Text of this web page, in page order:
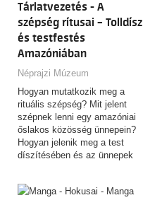
unknown reasons, this people
disappeared. The objects
wandered for millennia until
they found their way into the
collection!
Can you manage to collect all
five talismans? Do you have as
much thirst for adventure as
János Xántus and as much
perseverance as Béla Vikár? If
so, then dive into the
adventure, because whoever
gain the primal power! It’s your
Tárlatvezetés - A
szépség rítusai – Tolldísz
és testfestés
Amazóniában
Néprajzi Múzeum
Hogyan mutatkozik meg a
rituális szépség? Mit jelent
szépnek lenni egy amazóniai
őslakos közösség ünnepein?
Hogyan jelenik meg a test
díszítésében és az ünnepek
mitológiája, közösségi